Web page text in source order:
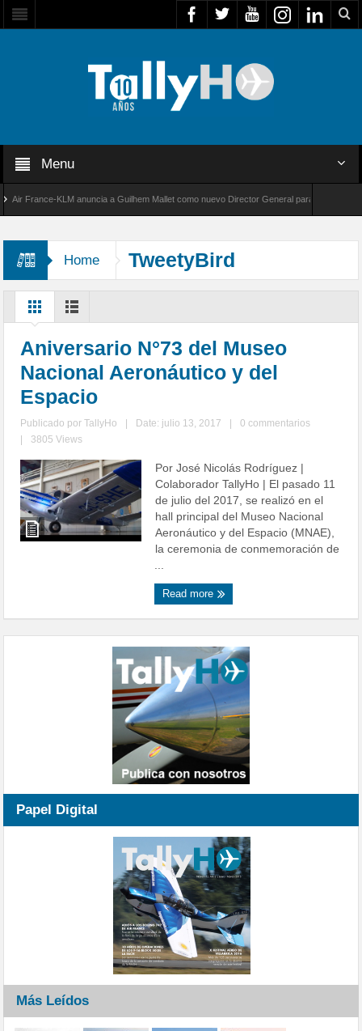
Menu
France-KLM anuncia a Guilhem Mallet como nuevo Director General para América Latina
Home TweetyBird
Aniversario N°73 del Museo
Nacional Aeronáutico y del
Espacio
Publicado porTallyHo Date: julio 13, 2017
0 commentarios
3805 Views
Por José Nicolás Rodríguez |
Colaborador TallyHo | El pasado 11
de julio del 2017, se realizó en el
hall principal del Museo Nacional
Aeronáutico y del Espacio (MNAE),
la ceremonia de conmemoración de
...
Read more
Papel Digital
Más Leídos